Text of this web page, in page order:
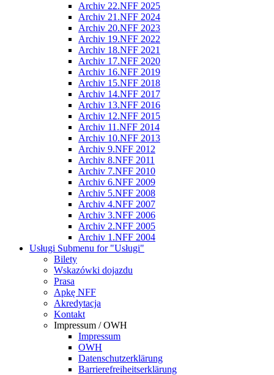
Archiv 22.NFF 2025
Archiv 21.NFF 2024
Archiv 20.NFF 2023
Archiv 19.NFF 2022
Archiv 18.NFF 2021
Archiv 17.NFF 2020
Archiv 16.NFF 2019
Archiv 15.NFF 2018
Archiv 14.NFF 2017
Archiv 13.NFF 2016
Archiv 12.NFF 2015
Archiv 11.NFF 2014
Archiv 10.NFF 2013
Archiv 9.NFF 2012
Archiv 8.NFF 2011
Archiv 7.NFF 2010
Archiv 6.NFF 2009
Archiv 5.NFF 2008
Archiv 4.NFF 2007
Archiv 3.NFF 2006
Archiv 2.NFF 2005
Archiv 1.NFF 2004
Usługi Submenu for "Usługi"
Bilety
Wskazówki dojazdu
Prasa
Apkę NFF
Akredytacja
Kontakt
Impressum / OWH
Impressum
OWH
Datenschutzerklärung
Barrierefreiheitserklärung